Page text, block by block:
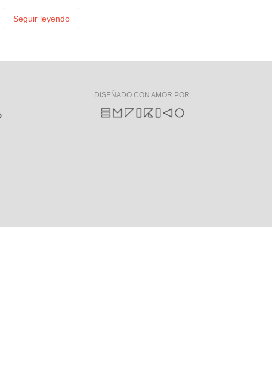
Seguir leyendo
DISEÑADO CON AMOR POR